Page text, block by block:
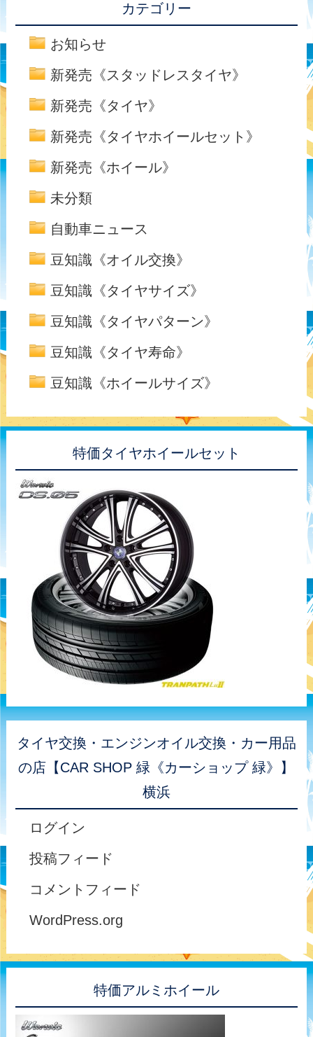
カテゴリー
お知らせ
新発売《スタッドレスタイヤ》
新発売《タイヤ》
新発売《タイヤホイールセット》
新発売《ホイール》
未分類
自動車ニュース
豆知識《オイル交換》
豆知識《タイヤサイズ》
豆知識《タイヤパターン》
豆知識《タイヤ寿命》
豆知識《ホイールサイズ》
特価タイヤホイールセット
タイヤ交換・エンジンオイル交換・カー用品
の店【CAR SHOP 緑《カーショップ 緑》】
横浜
ログイン
投稿フィード
コメントフィード
WordPress.org
特価アルミホイール